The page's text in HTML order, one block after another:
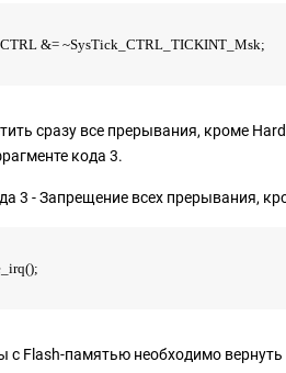
&= ~SysTick_CTRL_TICKINT_Msk;
сразу все прерывания, кроме
кода 3.
3 - Запрещение всех прерывания,
с Flash-памятью необходимо